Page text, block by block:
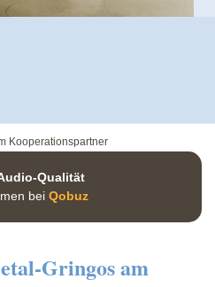
Kooperationspartner
Qualität
bei Qobuz
Gringos am